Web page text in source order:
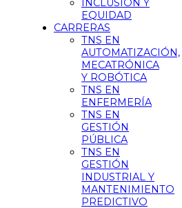
INCLUSIÓN Y
EQUIDAD
CARRERAS
TNS EN
AUTOMATIZACIÓN,
MECATRÓNICA
Y ROBÓTICA
TNS EN
ENFERMERÍA
TNS EN
GESTIÓN
PÚBLICA
TNS EN
GESTIÓN
INDUSTRIAL Y
MANTENIMIENTO
PREDICTIVO